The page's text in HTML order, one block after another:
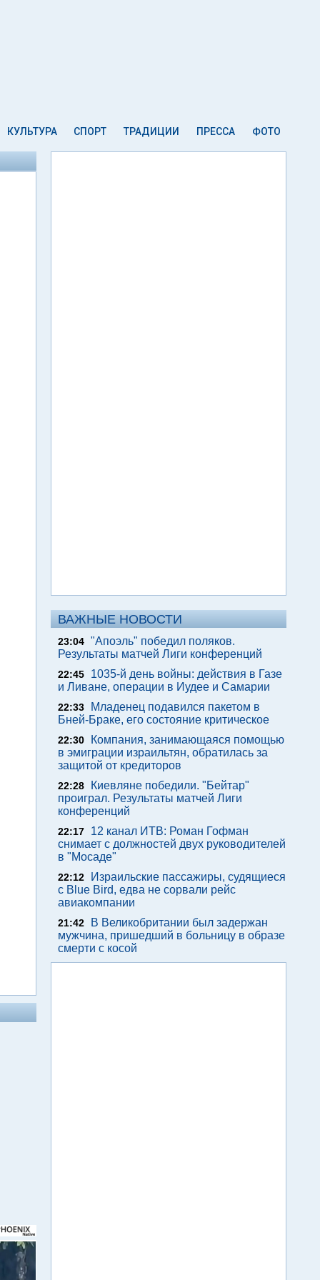
КУЛЬТУРА СПОРТ ТРАДИЦИИ ПРЕССА ФОТО
ВАЖНЫЕ НОВОСТИ
23:04 "Апоэль" победил поляков.
Результаты матчей Лиги конференций
22:45
1035-й день войны: действия в Газе
и Ливане, операции в Иудее и Самарии
22:33
Младенец подавился пакетом в
Бней-Браке, его состояние критическое
22:30
Компания, занимающаяся помощью
в эмиграции израильтян, обратилась за
защитой от кредиторов
22:28
Киевляне победили. "Бейтар"
проиграл. Результаты матчей Лиги
конференций
22:17
12 канал ИТВ: Роман Гофман
снимает с должностей двух руководителей
в "Мосаде"
22:12
Израильские пассажиры, судящиеся
с Blue Bird, едва не сорвали рейс
авиакомпании
21:42
В Великобритании был задержан
мужчина, пришедший в больницу в образе
смерти с косой